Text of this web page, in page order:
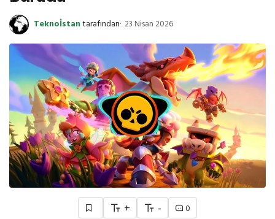
Teknoİstantarafından 23 Nisan 2026
+ - 0